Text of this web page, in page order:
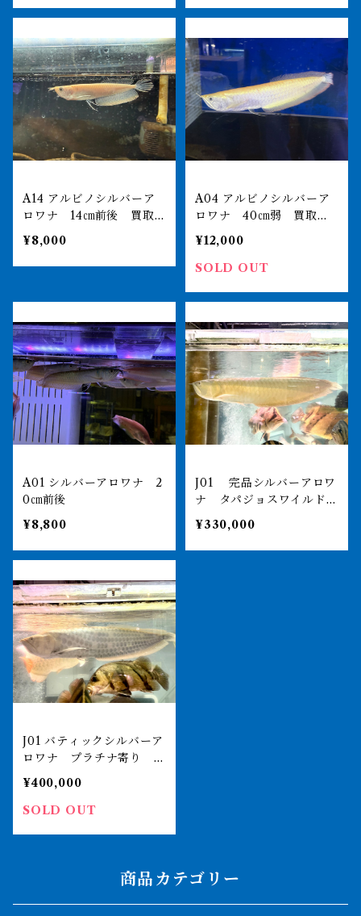
A14 アルビノシルバーア
ロワナ 14㎝前後 買取
個体
¥8,000
A04 アルビノシルバーア
ロワナ 40㎝弱 買取個
体
¥12,000
SOLD OUT
A01 シルバーアロワナ 2
0㎝前後
¥8,800
J01 完品シルバーアロワ
ナ タパジョスワイルド
70㎝前後 激レア 目垂
れナシ 引取or納品
¥330,000
J01 バティックシルバーア
ロワナ プラチナ寄り 6
5㎝前後 髭難あり 引取
or納品
¥400,000
SOLD OUT
商品カテゴリー